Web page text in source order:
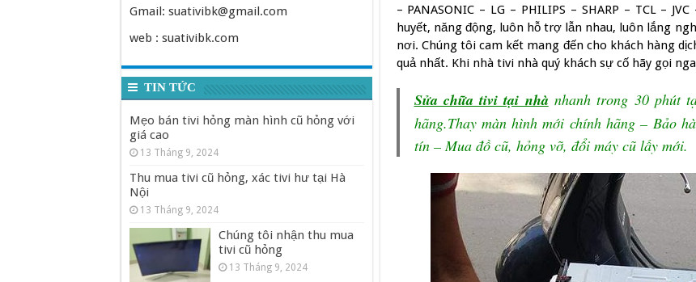
– PANASONIC – LG – PHILIPS – SHARP – TCL –
huyết, năng động, luôn hỗ trợ lẫn nhau, luôn lắng
nơi. Chúng tôi cam kết mang đến cho khách hàng
quả nhất. Khi nhà tivi nhà quý khách sự cố hãy gọi
Sửa chữa tivi tại nhà nhanh trong 30 phút
hãng.Thay màn hình mới chính hãng – Bảo
tín – Mua đồ cũ, hỏng vỡ, đổi máy cũ lấy mới.
Gmail: suativibk@gmail.com
web : suativibk.com
TIN TỨC
Mẹo bán tivi hỏng màn hình cũ hỏng với
giá cao
13 Tháng 9, 2024
Thu mua tivi cũ hỏng, xác tivi hư tại Hà
Nội
13 Tháng 9, 2024
Chúng tôi nhận thu mua
tivi cũ hỏng
13 Tháng 9, 2024